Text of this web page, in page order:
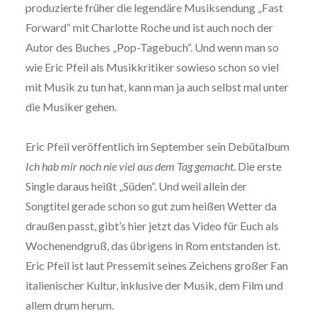
produzierte früher die legendäre Musiksendung „Fast
Forward“ mit Charlotte Roche und ist auch noch der
Autor des Buches „Pop-Tagebuch“. Und wenn man so
wie Eric Pfeil als Musikkritiker sowieso schon so viel
mit Musik zu tun hat, kann man ja auch selbst mal unter
die Musiker gehen.
Eric Pfeil veröffentlich im September sein Debütalbum
Ich hab mir noch nie viel aus dem Tag gemacht. Die erste
Single daraus heißt „Süden“. Und weil allein der
Songtitel gerade schon so gut zum heißen Wetter da
draußen passt, gibt’s hier jetzt das Video für Euch als
Wochenendgruß, das übrigens in Rom entstanden ist.
Eric Pfeil ist laut Pressemit seines Zeichens großer Fan
italienischer Kultur, inklusive der Musik, dem Film und
allem drum herum.